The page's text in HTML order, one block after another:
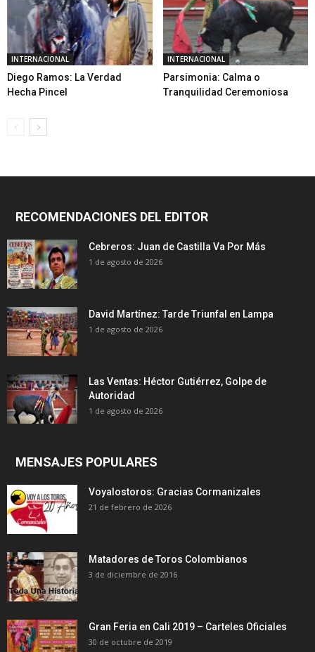
INTERNACIONAL
Diego Ramos: La Verdad
Hecha Pincel
INTERNACIONAL
Parsimonia: Calma o
Tranquilidad Ceremoniosa
RECOMENDACIONES DEL EDITOR
Cebreros: Juan de Castilla Va Por Más
1 de agosto de 2026
David Martínez: Tarde Triunfal en Lampa
1 de agosto de 2026
Las Ventas: Héctor Gutiérrez, Golpe de
Autoridad
1 de agosto de 2026
MENSAJES POPULARES
Voyalostoros: Gracias Cormanizales
21 de febrero de 2026
Matadores de Toros Colombianos
3 de diciembre de 2016
Gran Feria en Cali 2019 – Carteles Oficiales
30 de octubre de 2019